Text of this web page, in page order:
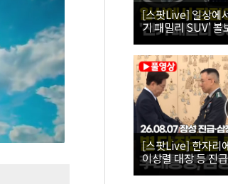
[스팟Live] 일상에
기 패밀리 SUV' 볼
[스팟Live] 한자리
이상렬 대장 등 진
직접 수여｜